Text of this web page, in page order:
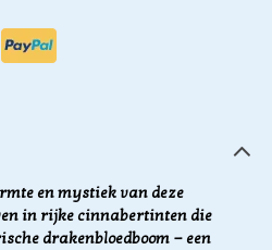
en mystiek van deze
in rijke cinnabertinten die
drakenbloedboom — een